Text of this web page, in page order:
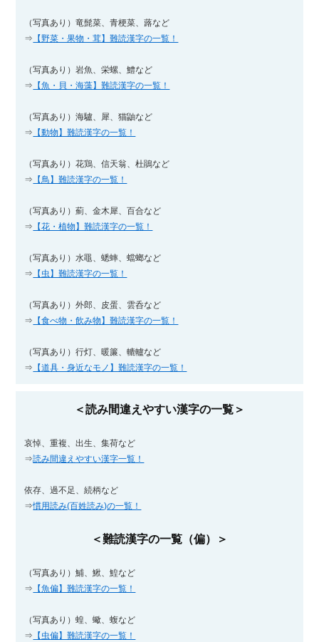
（写真あり）竜髭菜、青梗菜、蕗など
⇒
【野菜・果物・茸】難読漢字の一覧！
（写真あり）岩魚、栄螺、鱧など
⇒
【魚・貝・海藻】難読漢字の一覧！
（写真あり）海驢、犀、猫鼬など
⇒
【動物】難読漢字の一覧！
（写真あり）花鶏、信天翁、杜鵑など
⇒
【鳥】難読漢字の一覧！
（写真あり）薊、金木犀、百合など
⇒
【花・植物】難読漢字の一覧！
（写真あり）水黽、蟋蟀、蟷螂など
⇒
【虫】難読漢字の一覧！
（写真あり）外郎、皮蛋、雲呑など
⇒
【食べ物・飲み物】難読漢字の一覧！
（写真あり）行灯、暖簾、轆轤など
⇒
【道具・身近なモノ】難読漢字の一覧！
＜読み間違えやすい漢字の一覧＞
哀悼、重複、出生、集荷など
⇒読み間違えやすい漢字一覧！
依存、過不足、続柄など
⇒慣用読み(百姓読み)の一覧！
＜難読漢字の一覧（偏）＞
（写真あり）鯆、鰍、鰉など
⇒
【魚偏】難読漢字の一覧！
（写真あり）蝗、蠍、蝮など
⇒
【虫偏】難読漢字の一覧！